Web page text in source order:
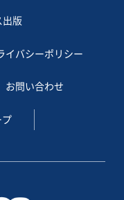
出版
イバシーポリシー
お問い合わせ